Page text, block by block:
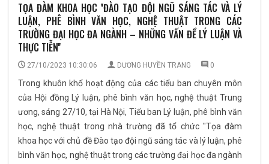
TỌA ĐÀM KHOA HỌC ''ĐÀO TẠO ĐỘI NGŨ SÁNG TÁC VÀ LÝ
LUẬN, PHÊ BÌNH VĂN HỌC, NGHỆ THUẬT TRONG CÁC
TRƯỜNG ĐẠI HỌC ĐA NGÀNH – NHỮNG VẤN ĐỀ LÝ LUẬN VÀ
THỰC TIỄN''
27/10/2023 10:30:06 DƯƠNG HUYỀN TRANG 0
Trong khuôn khổ hoạt động của các tiểu ban chuyên môn
của Hội đồng Lý luận, phê bình văn học, nghệ thuật Trung
ương, sáng 27/10, tại Hà Nội, Tiểu ban Lý luận, phê bình văn
học, nghệ thuật trong nhà trường đã tổ chức "Tọa đàm
khoa học với chủ đề Đào tạo đội ngũ sáng tác và lý luận, phê
bình văn học, nghệ thuật trong các trường đại học đa ngành